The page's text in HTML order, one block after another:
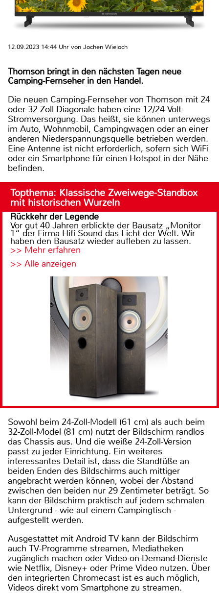
12.09.2023 14:44 Uhr von Jochen Wieloch
Thomson bringt in den nächsten Tagen neue
Camping-Fernseher in den Handel.
Die neuen Camping-Fernseher von Thomson mit 24
oder 32 Zoll Diagonale haben eine 12/24-Volt-
Stromversorgung. Das heißt, sie können unterwegs
im Auto, Wohnmobil, Campingwagen oder an einer
anderen Niederspannungsquelle betrieben werden.
Eine Antenne ist nicht erforderlich, sofern sich WiFi
oder ein Smartphone für einen Hotspot in der Nähe
befinden.
Topthema: Klassische Zweiwege-Standbox
mit historischen Wurzeln
Rückkehr der Legende
Vor gut 40 Jahren erblickte der Bausatz „Monitor
1“ der Firma Hifi Sound das Licht der Welt. Wir
haben den Bausatz wieder aufleben zu lassen.
>> Mehr erfahren
>> Alle anzeigen
Sowohl beim 24-Zoll-Modell (61 cm) als auch beim
32-Zoll-Model (81 cm) nutzt der Bildschirm randlos
das Chassis aus. Und die weiße 24-Zoll-Version
passt zu jeder Einrichtung. Ein weiteres
interessantes Detail ist, dass die Standfüße an
beiden Enden des Bildschirms auch mittiger
angebracht werden können, wobei der Abstand
zwischen den beiden nur 29 Zentimeter beträgt. So
kann der Bildschirm praktisch auf jedem schmalen
Untergrund - wie auf einem Campingtisch -
aufgestellt werden.
Ausgestattet mit Android TV kann der Bildschirm
auch TV-Programme streamen, Mediatheken
zugänglich machen oder Video-on-Demand-Dienste
wie Netflix, Disney+ oder Prime Video nutzen. Über
den integrierten Chromecast ist es auch möglich,
Videos direkt vom Smartphone zu streamen.